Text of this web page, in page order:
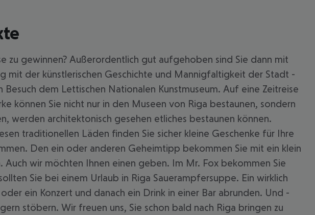
zu gewinnen? Außerordentlich gut aufgehoben sind Sie dann mit
mit der künstlerischen Geschichte und Mannigfaltigkeit der Stadt -
dem Lettischen Nationalen Kunstmuseum. Auf eine Zeitreise
können Sie nicht nur in den Museen von Riga bestaunen, sondern
werden architektonisch gesehen etliches bestaunen können.
traditionellen Läden finden Sie sicher kleine Geschenke für Ihre
Den ein oder anderen Geheimtipp bekommen Sie mit ein klein
wir möchten Ihnen einen geben. Im Mr. Fox bekommen Sie
Sie bei einem Urlaub in Riga Sauerampfersuppe. Ein wirklich
ein Konzert und danach ein Drink in einer Bar abrunden. Und -
stöbern. Wir freuen uns, Sie schon bald nach Riga bringen zu